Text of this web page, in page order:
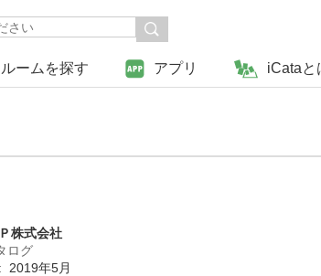
ームを探す アプリ iCataと
株式会社
ログ
2019年5月